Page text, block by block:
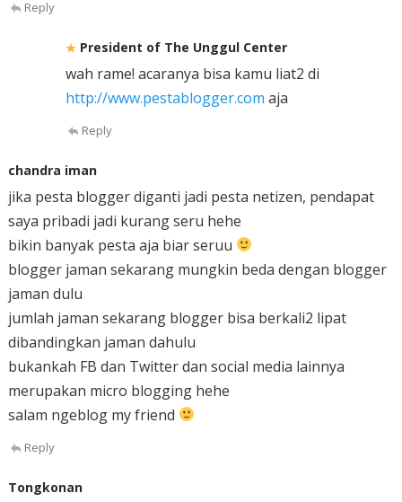
Reply
President of The Unggul Center
wah rame! acaranya bisa kamu liat2 di
http://www.pestablogger.com aja
Reply
chandra iman
jika pesta blogger diganti jadi pesta netizen, pendapat
saya pribadi jadi kurang seru hehe
bikin banyak pesta aja biar seruu
blogger jaman sekarang mungkin beda dengan blogger
jaman dulu
jumlah jaman sekarang blogger bisa berkali2 lipat
dibandingkan jaman dahulu
bukankah FB dan Twitter dan social media lainnya
merupakan micro blogging hehe
salam ngeblog my friend
Reply
Tongkonan